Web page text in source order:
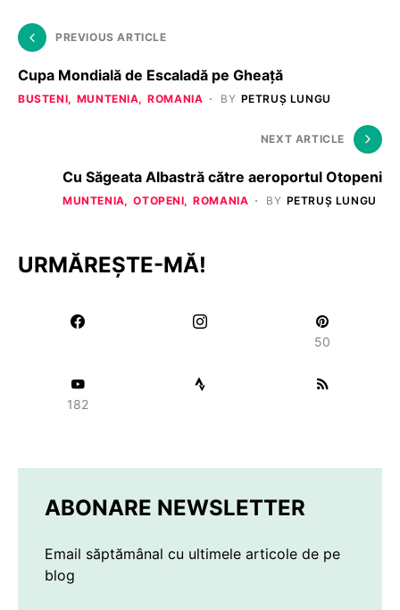
PREVIOUS ARTICLE
Cupa Mondială de Escaladă pe Gheaţă
BUSTENI MUNTENIA ROMANIA BY PETRUȘ LUNGU
NEXT ARTICLE
Cu Săgeata Albastră către aeroportul Otopeni
MUNTENIA OTOPENI ROMANIA BY PETRUȘ LUNGU
URMĂREȘTE-MĂ!
50
182
ABONARE NEWSLETTER
Email săptămânal cu ultimele articole de pe
blog